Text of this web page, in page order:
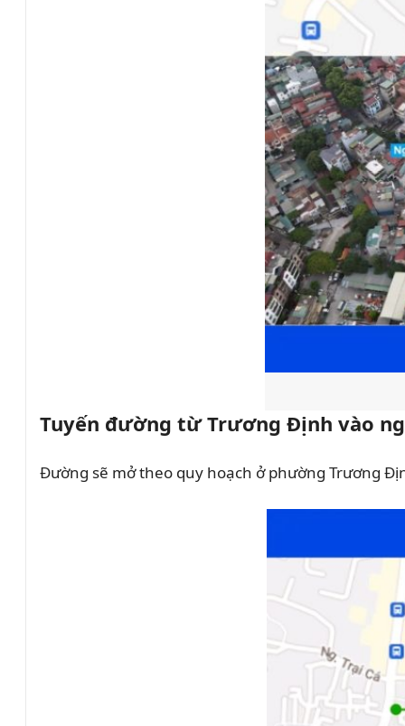
Tuyến đường từ Trương Định vào
Đường sẽ mở theo quy hoạch ở phường Trương